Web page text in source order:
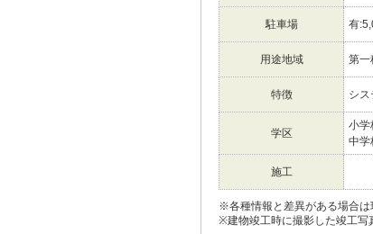
駐車場 有
用途地域 第一
特徴 シ
学区
小学
中学
施工
※各種情報と差異がある場合は
※建物竣工時に撮影した竣工写